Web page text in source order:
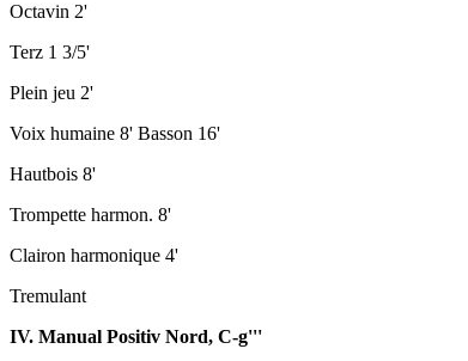
Octavin 2'
Terz 1 3/5'
Plein jeu 2'
Voix humaine 8' Basson 16'
Hautbois 8'
Trompette harmon. 8'
Clairon harmonique 4'
Tremulant
IV. Manual Positiv Nord, C-g'''